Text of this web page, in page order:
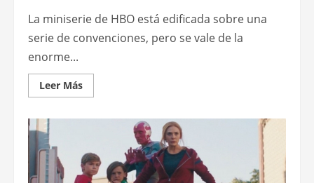
La miniserie de HBO está edificada sobre una
serie de convenciones, pero se vale de la
enorme...
Leer MásLeer
más
–
Miniserie